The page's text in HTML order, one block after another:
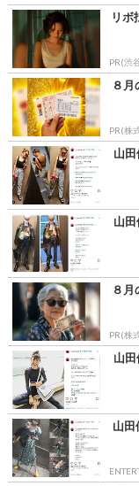
リボ
PR(渋
８
PR(株
山
山
８
PR(株
山
山田